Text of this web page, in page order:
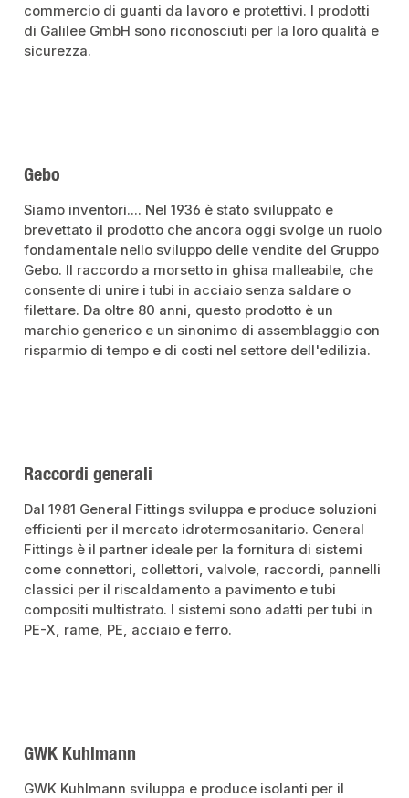
commercio di guanti da lavoro e protettivi. I prodotti
di Galilee GmbH sono riconosciuti per la loro qualità e
sicurezza.
Gebo
Siamo inventori.... Nel 1936 è stato sviluppato e
brevettato il prodotto che ancora oggi svolge un ruolo
fondamentale nello sviluppo delle vendite del Gruppo
Gebo. Il raccordo a morsetto in ghisa malleabile, che
consente di unire i tubi in acciaio senza saldare o
filettare. Da oltre 80 anni, questo prodotto è un
marchio generico e un sinonimo di assemblaggio con
risparmio di tempo e di costi nel settore dell'edilizia.
Raccordi generali
Dal 1981 General Fittings sviluppa e produce soluzioni
efficienti per il mercato idrotermosanitario. General
Fittings è il partner ideale per la fornitura di sistemi
come connettori, collettori, valvole, raccordi, pannelli
classici per il riscaldamento a pavimento e tubi
compositi multistrato. I sistemi sono adatti per tubi in
PE-X, rame, PE, acciaio e ferro.
GWK Kuhlmann
GWK Kuhlmann sviluppa e produce isolanti per il